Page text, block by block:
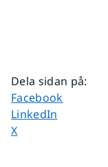
Dela sidan på:
Dela sidan på
Facebook
Dela sidan på
LinkedIn
Dela sidan på
X